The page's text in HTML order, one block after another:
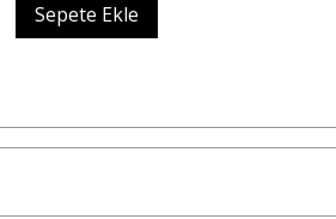
Sepete Ekle